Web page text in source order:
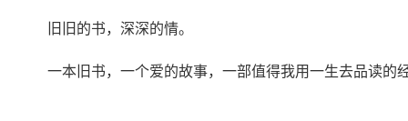
旧旧的书，深深的情。
一本旧书，一个爱的故事，一部值得我用一生去品读的